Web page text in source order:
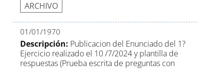
ARCHIVO
01/01/1970
Descripción: Publicacion del Enunciado del 1?
Ejercicio realizado el 10 /7/2024 y plantilla de
respuestas (Prueba escrita de preguntas con